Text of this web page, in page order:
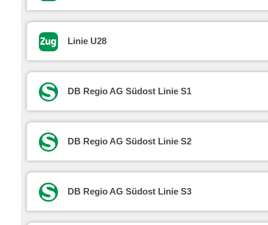
Linie U28
DB Regio AG Südost Linie S1
DB Regio AG Südost Linie S2
DB Regio AG Südost Linie S3